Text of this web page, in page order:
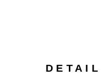
DETAIL